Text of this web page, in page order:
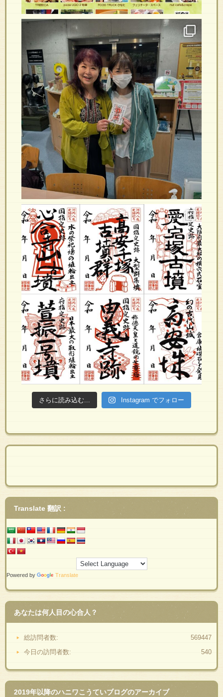
さらに読み込む... Instagram でフォロー
Translate 翻訳 :
Powered by Translate
あなたは何人目の心合人？
569447
総訪問者数:
540
今日の訪問者数:
2019年以降のハニワこうていブログのアーカイブ